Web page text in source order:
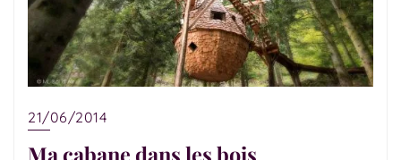
21/06/2014
Ma cabane dans les bois